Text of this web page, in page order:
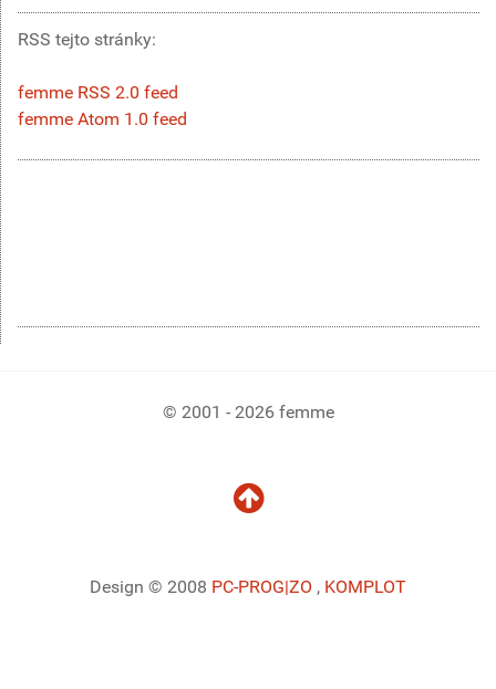
RSS tejto stránky:
femme RSS 2.0 feed
femme Atom 1.0 feed
© 2001 - 2026 femme
Design © 2008 PC-PROG|ZO , KOMPLOT